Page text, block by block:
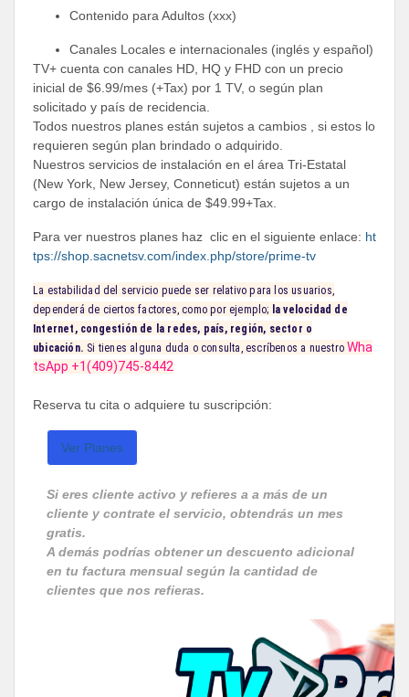
Contenido para Adultos (xxx)
Canales Locales e internacionales (inglés y español)
TV+ cuenta con canales HD, HQ y FHD con un precio
inicial de $6.99/mes (+Tax) por 1 TV, o según plan
solicitado y país de recidencia.
Todos nuestros planes están sujetos a cambios , si estos lo
requieren según plan brindado o adquirido.
Nuestros servicios de instalación en el área Tri-Estatal
(New York, New Jersey, Conneticut) están sujetos a un
cargo de instalación única de $49.99+Tax.
Para ver nuestros planes haz clic en el siguiente enlace: ht
tps://shop.sacnetsv.com/index.php/store/prime-tv
La estabilidad del servicio puede ser relativo para los usuarios,
dependerá de ciertos factores, como por ejemplo; la velocidad de
Internet, congestión de la redes, país, región, sector o
ubicación. Si tienes alguna duda o consulta, escríbenos a nuestro Wha
tsApp +1(409)745-8442
Reserva tu cita o adquiere tu suscripción:
Ver Planes
Si eres cliente activo y refieres a a más de un
cliente y contrate el servicio, obtendrás un mes
gratis.
A demás podrías obtener un descuento adicional
en tu factura mensual según la cantidad de
clientes que nos refieras.